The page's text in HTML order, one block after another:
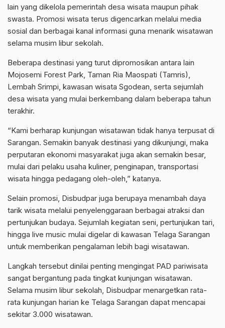
lain yang dikelola pemerintah desa wisata maupun pihak
swasta. Promosi wisata terus digencarkan melalui media
sosial dan berbagai kanal informasi guna menarik wisatawan
selama musim libur sekolah.
Beberapa destinasi yang turut dipromosikan antara lain
Mojosemi Forest Park, Taman Ria Maospati (Tamris),
Lembah Srimpi, kawasan wisata Sgodean, serta sejumlah
desa wisata yang mulai berkembang dalam beberapa tahun
terakhir.
“Kami berharap kunjungan wisatawan tidak hanya terpusat di
Sarangan. Semakin banyak destinasi yang dikunjungi, maka
perputaran ekonomi masyarakat juga akan semakin besar,
mulai dari pelaku usaha kuliner, penginapan, transportasi
wisata hingga pedagang oleh-oleh,” katanya.
Selain promosi, Disbudpar juga berupaya menambah daya
tarik wisata melalui penyelenggaraan berbagai atraksi dan
pertunjukan budaya. Sejumlah kegiatan seni, pertunjukan tari,
hingga live music mulai digelar di kawasan Telaga Sarangan
untuk memberikan pengalaman lebih bagi wisatawan.
Langkah tersebut dinilai penting mengingat PAD pariwisata
sangat bergantung pada tingkat kunjungan wisatawan.
Selama musim libur sekolah, Disbudpar menargetkan rata-
rata kunjungan harian ke Telaga Sarangan dapat mencapai
sekitar 3.000 wisatawan.